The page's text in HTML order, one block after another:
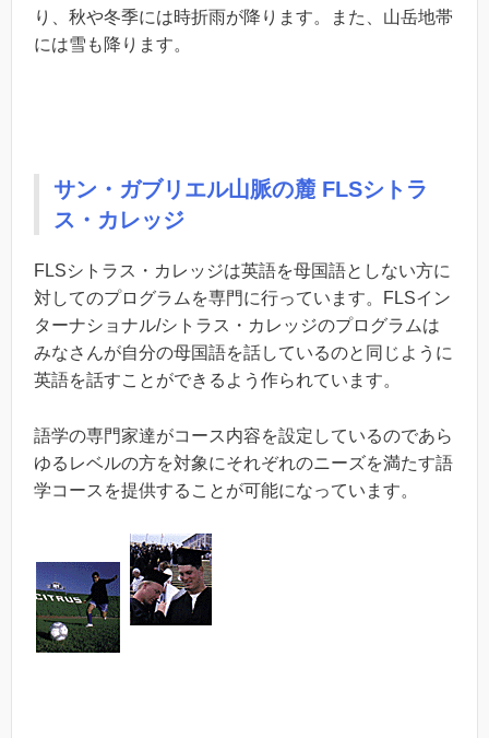
り、秋や冬季には時折雨が降ります。また、山岳地帯
には雪も降ります。
サン・ガブリエル山脈の麓 FLSシトラ
ス・カレッジ
FLSシトラス・カレッジは英語を母国語としない方に
対してのプログラムを専門に行っています。FLSイン
ターナショナル/シトラス・カレッジのプログラムは
みなさんが自分の母国語を話しているのと同じように
英語を話すことができるよう作られています。
語学の専門家達がコース内容を設定しているのであら
ゆるレベルの方を対象にそれぞれのニーズを満たす語
学コースを提供することが可能になっています。